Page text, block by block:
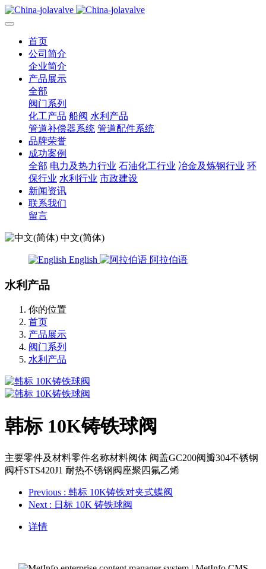
首页
公司简介
企业简介
产品展示
全部
阀门系列
化工产品 船阀 水利产品
管道补偿器系统 管道配件系统
品牌荣誉
成功案例
全部 电力及热力行业 石油化工行业 冶金及炼钢行业 环
保行业 水利行业 市政建设
新闻资讯
联系我们
留言
中文(简体)
English 阿拉伯语
水利产品
你的位置
首页
产品展示
阀门系列
水利产品
韩标 10K铸铁球阀
主要零件及材料零件名称材料阀体 阀盖GC200阀瓣304不锈钢
阀杆STS420J1 耐热不锈钢阀座聚四氟乙烯
Previous : 韩标 10K铸铁对夹式蝶阀
Next : 日标 10K 铸铁球阀
详情